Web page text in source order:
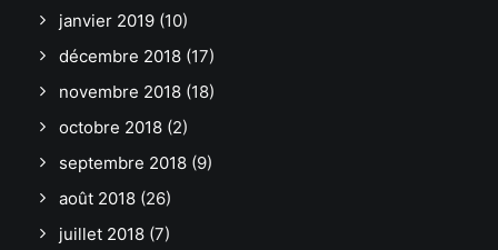
janvier 2019 (10)
décembre 2018 (17)
novembre 2018 (18)
octobre 2018 (2)
septembre 2018 (9)
août 2018 (26)
juillet 2018 (7)